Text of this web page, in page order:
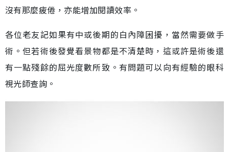
沒有那麼疲倦，亦能增加閱讀效率。
各位老友記如果有中或後期的白內障困擾，當然需要做手
術。但若術後發覺看景物都是不清楚時，這或許是術後還
有一點殘餘的屈光度數所致。有問題可以向有經驗的眼科
視光師查詢。